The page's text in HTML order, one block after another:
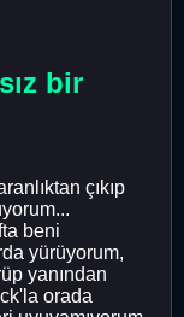
bir
çıkıp
beni
yürüyorum,
yanından
orada